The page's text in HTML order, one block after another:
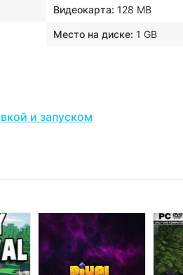
Видеокарта: 128 MB
Место на диске: 1 GB
и запуском